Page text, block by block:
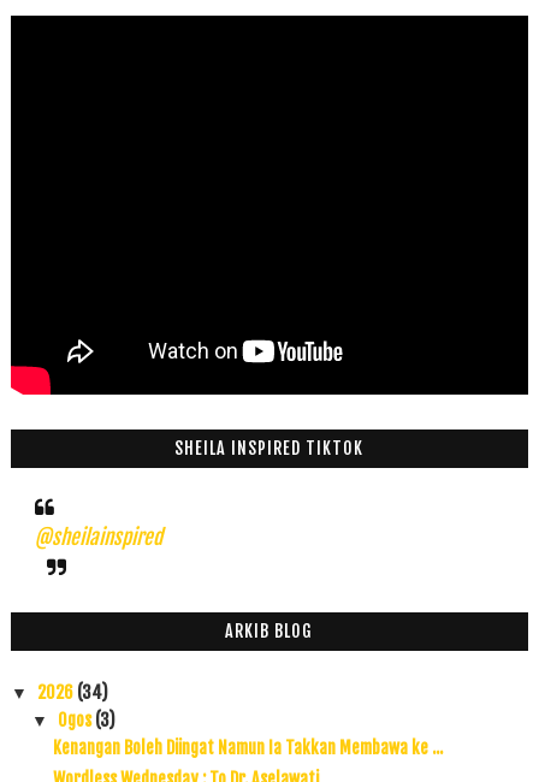
SHEILA INSPIRED TIKTOK
@sheilainspired
ARKIB BLOG
▼ 2026 (34)
▼ Ogos(3)
Kenangan Boleh Diingat Namun Ia Takkan Membawa ke ...